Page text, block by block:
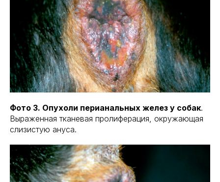
Фото 3. Опухоли перианальных желез у собак.
Выраженная тканевая пролиферация, окружающая
слизистую ануса.